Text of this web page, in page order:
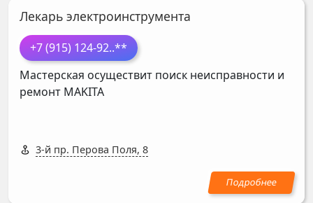
Лекарь электроинструмента
+7 (915) 124-92..**
Мастерская осуществит поиск неисправности и
ремонт MAKITA
3-й пр. Перова Поля, 8